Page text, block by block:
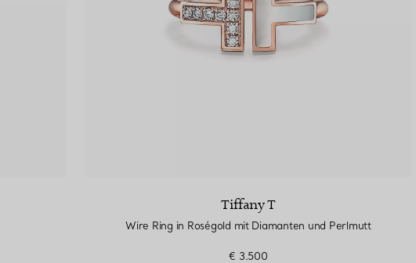
Tiffany T
Wire Ring in Roségold mit Diamanten und Perlmutt
€ 3.500